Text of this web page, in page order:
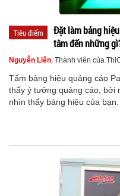
Tiêu điểm
Đặt làm bảng
tâm đến những
Nguyễn Liên, Thành viên của
Tấm bảng hiệu quảng cáo
thấy ý tưởng quảng cáo, bởi
nhìn thấy bảng hiệu của bạn.